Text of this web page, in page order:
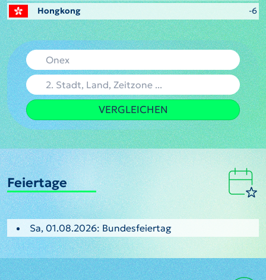
Hongkong -6
VERGLEICHEN
Feiertage
Sa, 01.08.2026: Bundesfeiertag